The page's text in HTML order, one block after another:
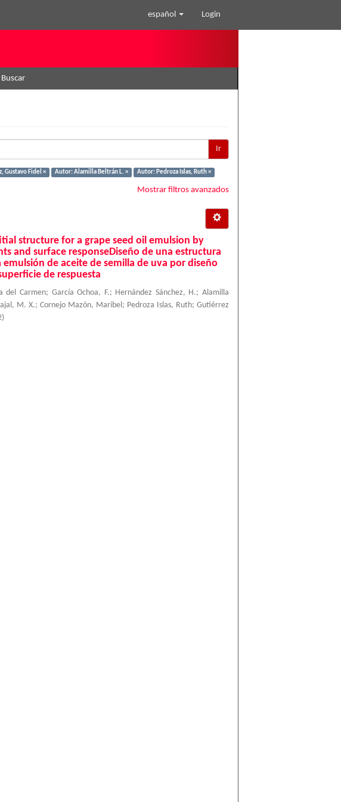
español Login
Buscar
Ir
Gustavo Fidel × Autor: Alamilla Beltrán L. × Autor: Pedroza Islas, Ruth ×
Mostrar filtros avanzados
structure for a grape seed oil emulsion by
and surface responseDiseño de una estructura
de aceite de semilla de uva por diseño
de respuesta
del Carmen; García Ochoa, F.; Hernández Sánchez, H.;Alamilla
M. X.; Cornejo Mazón, Maribel ; Pedroza Islas, Ruth; Gutiérrez
)